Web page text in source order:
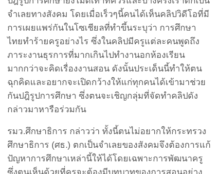
จำเลยทางสังคม โดยเมื่อเร็วๆนี้คนได้เห็นคลิปวิดีโอที่มี
การเผยแพร่กันในโซเชียลที่ทำขึ้นระบุว่า การศึกษา
ไทยทำร้ายครูอย่างไร ซึ่งในคลิปมีครูแต่ละคนพูดถึง
ภาระงานธุรการที่มากเกินไปทำงานอกห้องเรียน
มากกว่าจะคิดเรื่องงานสอน ดังนั้นประเด็นนี้ทำให้ตน
ฉุกคิดและอยากจะเปิดกว้างให้แก่ทุกคนได้เข้ามาช่วย
กันปฎิรูปการศึกษา ซึ่งตนจะเชิญกลุ่มที่จัดทำคลิปดัง
กล่าวมาหารือร่วมกัน
รมว.ศึกษาธิการ กล่าวว่า ทั้งนี้ตนไม่อยากให้กระทรวง
ศึกษาธิการ (ศธ.) ตกเป็นจำเลยของสังคมจึงต้องการแก้
ปัญหาการศึกษาเหล่านี้ให้ได้โดยเฉพาะการพัฒนาครู